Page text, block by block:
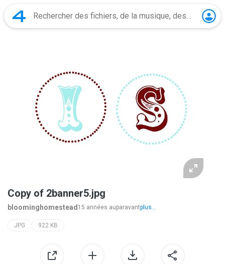
Copy of 2banner5.jpg
bloominghomestead 15 années auparavantplus...
JPG 922 KB